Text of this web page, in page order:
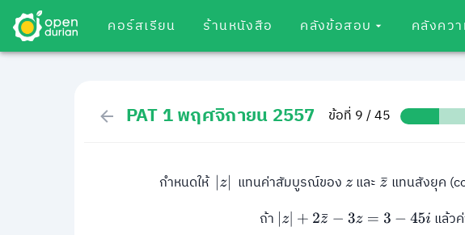
คอร์สเรียน ร้านหนังสือ คลังข้อสอบ คลังคว
PAT 1 พฤศจิกายน 2557 ข้อที่ 9 / 45
กำหนดให้ z| แทนค่าสัมบูรณ์ของzและ z¯แทนสังยุค
ถ้า z| +2z ¯− 3z=3− 45 i แล้ว